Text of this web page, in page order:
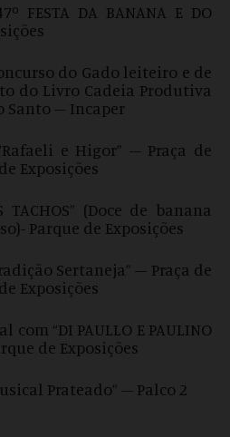
FESTA DA BANANA E DO
do Gado leiteiro e de
do Livro Cadeia Produtiva
Santo – Incaper
e Higor” – Praça de
Exposições
TACHOS” (Doce de banana
Parque de Exposições
Sertaneja” – Praça de
Exposições
com “DI PAULLO E PAULINO
de Exposições
Prateado” – Palco 2